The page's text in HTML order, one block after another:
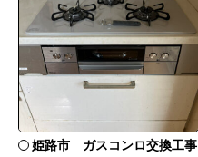
姫路市 ガスコンロ交換工事